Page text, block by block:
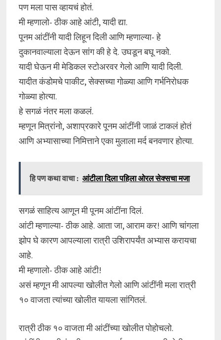
पण मला पास व्हायचं होतं.
मी म्हणालो- ठीक आहे आंटी, यादी द्या.
पूनम आंटींनी यादी लिहून दिली आणि म्हणाल्या- हे
दुकानवाल्याला देऊन सांग की हे दे. उघडून बघू नको.
यादी घेऊन मी मेडिकल स्टोअरवर गेलो आणि यादी दिली.
यादीत कंडोमचे पाकीट, सेक्सच्या गोळ्या आणि गर्भनिरोधक
गोळ्या होत्या.
हे सगळं नंतर मला कळलं.
म्हणून मित्रांनो, अशाप्रकारे पूनम आंटींनी जाळं टाकलं होतं
आणि अभ्यासाच्या निमित्ताने एका मुलाला मर्द बनवणार होत्या.
हि पण कथा वाचा : आंटीला दिला पहिला ओरल सेक्सचा मजा
सगळं साहित्य आणून मी पूनम आंटींना दिलं.
आंटी म्हणाल्या- ठीक आहे. आता जा, आराम कर! आणि चांगला
झोप घे कारण आपल्याला रात्री उशिरापर्यंत अभ्यास करायचा
आहे.
मी म्हणालो- ठीक आहे आंटी!
असं म्हणून मी आपल्या खोलीत गेलो आणि आंटींनी मला रात्री
१० वाजता त्यांच्या खोलीत यायला सांगितलं.
रात्री ठीक १० वाजता मी आंटींच्या खोलीत पोहोचलो.